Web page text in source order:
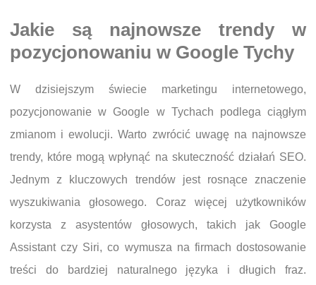
Jakie są najnowsze trendy w
pozycjonowaniu w Google Tychy
W dzisiejszym świecie marketingu internetowego,
pozycjonowanie w Google w Tychach podlega ciągłym
zmianom i ewolucji. Warto zwrócić uwagę na najnowsze
trendy, które mogą wpłynąć na skuteczność działań SEO.
Jednym z kluczowych trendów jest rosnące znaczenie
wyszukiwania głosowego. Coraz więcej użytkowników
korzysta z asystentów głosowych, takich jak Google
Assistant czy Siri, co wymusza na firmach dostosowanie
treści do bardziej naturalnego języka i długich fraz.